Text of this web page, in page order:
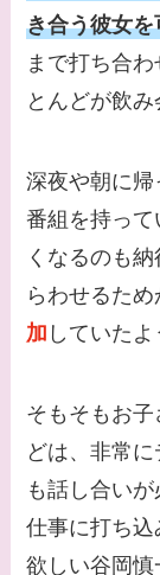
き合う彼女
まで打ち合
とんどが飲み
深夜や朝に
番組を持っ
くなるのも
らわせるた
加 していたよ
そもそもお
どは、非常
も話し合い
仕事に打ち
欲しい谷岡